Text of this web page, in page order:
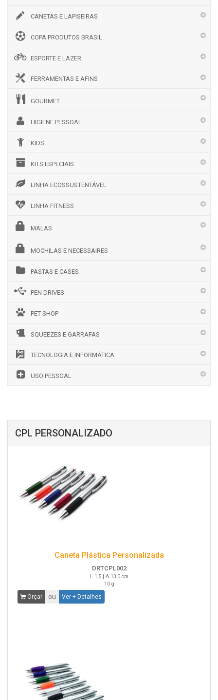
CANETAS E LAPISEIRAS
COPA PRODUTOS BRASIL
ESPORTE E LAZER
FERRAMENTAS E AFINS
GOURMET
HIGIENE PESSOAL
KIDS
KITS ESPECIAIS
LINHA ECOSSUSTENTÁVEL
LINHA FITNESS
MALAS
MOCHILAS E NECESSAIRES
PASTAS E CASES
PEN DRIVES
PET SHOP
SQUEEZES E GARRAFAS
TECNOLOGIA E INFORMÁTICA
USO PESSOAL
CPL PERSONALIZADO
Caneta Plástica Personalizada
DRTCPL002
L 1,5 | A 13,0 cm
10 g
Orçar ou Ver + Detalhes